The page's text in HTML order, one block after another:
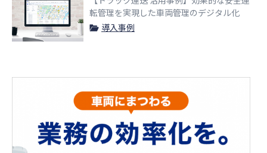
転管理を実現した車両管理のデジタル化
導入事例